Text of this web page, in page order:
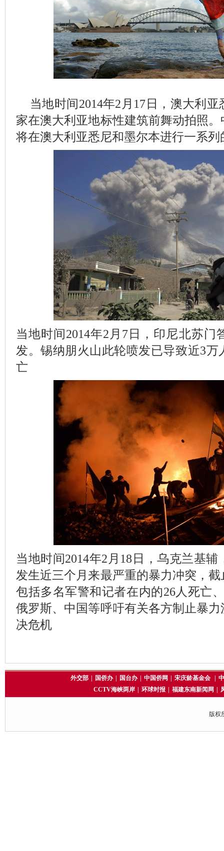
当地时间2014年2月17日，澳大利
家在澳大利亚地标性建筑前舞动拍照
将在澳大利亚悉尼和墨尔本进行一系列
当地时间2014年2月7日，印尼北苏门
发。锡纳朋火山此轮喷发已导致近3万
亡
当地时间2014年2月18日，乌克兰基
发生近三个月来最严重的暴力冲突，
包括多名军警和记者在内的26人死亡
俄罗斯、中国等呼吁有关各方制止暴
决危机
外交部 国侨办 国台办 中国侨网 宋庆龄基金会
CCTV海峡两岸
环球时报 福建东南新闻网
版权